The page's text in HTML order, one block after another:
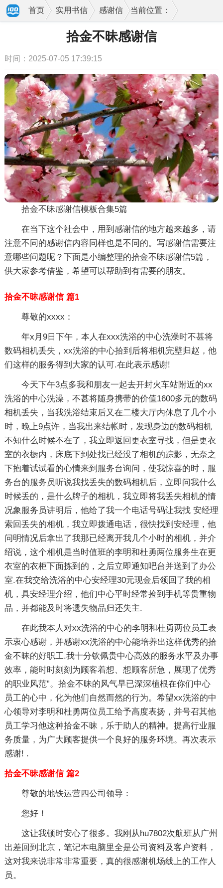
当前位置：
首页 实用书信 感谢信
拾金不昧感谢信
时间：2025-07-05 17:39:15
拾金不昧感谢信模板合集5篇
在当下这个社会中，用到感谢信的地方越来越多，请
注意不同的感谢信内容同样也是不同的。写感谢信需要注
意哪些问题呢？下面是小编整理的拾金不昧感谢信5篇，
供大家参考借鉴，希望可以帮助到有需要的朋友。
拾金不昧感谢信 篇1
尊敬的xxxx：
年x月9日下午，本人在xxx洗浴的中心洗澡时不甚将
数码相机丢失，xx洗浴的中心拾到后将相机完壁归赵，他
们这样的服务得到大家的认可.在此表示感谢!
今天下午3点多我和朋友一起去开封火车站附近的xx
洗浴的中心洗澡，不甚将随身携带的价值1600多元的数码
相机丢失，当我洗浴结束后又在二楼大厅内休息了几个小
时，晚上9点许，当我出来结帐时，发现身边的数码相机
不知什么时候不在了，我立即返回更衣室寻找，但是更衣
室的衣橱内，床底下到处找已经没了相机的踪影，无奈之
下抱着试试看的心情来到服务台询问，使我惊喜的时，服
务台的服务员听说我找丢失的数码相机后，立即问我什么
时候丢的，是什么牌子的相机，我立即将我丢失相机的情
况象服务员讲明后，他给了我一个电话号码让我找 安经理
索回丢失的相机，我立即拨通电话，很快找到安经理，他
问明情况后拿出了我那已经离开我几个小时的相机，并介
绍说，这个相机是当时值班的李明和杜勇两位服务生在更
衣室的衣柜下面拣到的，之后立即通知吧台并送到了办公
室.在我交给洗浴的中心安经理30元现金后领回了我的相
机，具安经理介绍，他们中心平时经常捡到手机等贵重物
品，并都能及时将遗失物品归还失主.
在此我本人对xx洗浴的中心的李明和杜勇两位员工表
示衷心感谢，并感谢xx洗浴的中心能培养出这样优秀的拾
金不昧的好职工.我十分钦佩贵中心高效的服务水平及办事
效率，能时时刻刻为顾客着想、想顾客所急，展现了优秀
的职业风范”。拾金不昧的风气早已深深植根在你们中心
员工的心中，化为他们自然而然的行为。希望xx洗浴的中
心领导对李明和杜勇两位员工给予高度表扬，并号召其他
员工学习他这种拾金不昧，乐于助人的精神。提高行业服
务质量，为广大顾客提供一个良好的服务环境。再次表示
感谢! .
拾金不昧感谢信 篇2
尊敬的地铁运营四公司领导：
您好！
这让我顿时安心了很多。我刚从hu7802次航班从广州
出差回到北京，笔记本电脑里全是公司资料及客户资料，
这对我来说非常非常重要，真的很感谢机场线上的工作人
员。